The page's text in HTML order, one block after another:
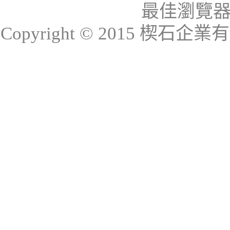
最佳瀏覽
Copyright © 2015 楔石企業